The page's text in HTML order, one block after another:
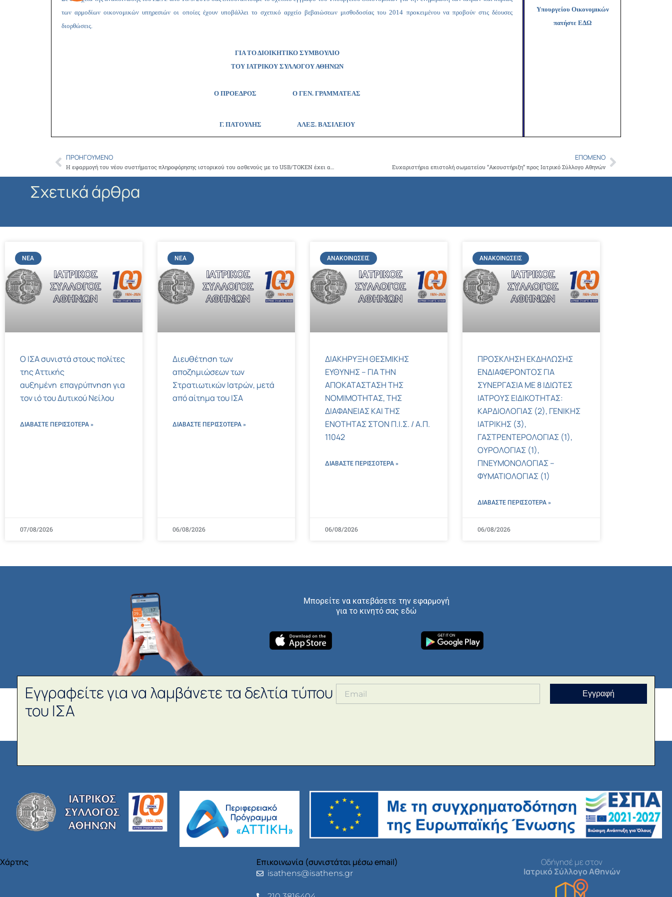
των αρμοδίων οικονομικών υπηρεσιών οι οποίες έχουν υποβάλλει το σχετικό αρχείο βεβαιώσεων μισθοδοσίας του 2014 προκειμένου να προβούν στις δέουσες
διορθώσεις.
ΓΙΑ ΤΟ ΔΙΟΙΚΗΤΙΚΟ ΣΥΜΒΟΥΛΙΟ
ΤΟΥ ΙΑΤΡΙΚΟΥ ΣΥΛΛΟΓΟΥ ΑΘΗΝΩΝ
Ο ΠΡΟΕΔΡΟΣ Ο ΓΕΝ. ΓΡΑΜΜΑΤΕΑΣ
Γ. ΠΑΤΟΥΛΗΣ ΑΛΕΞ. ΒΑΣΙΛΕΙΟΥ
Υπουργείου Οικονομικών
πατήστε ΕΔΩ
Prev
ΠΡΟΗΓΟΎΜΕΝΟ
Η εφαρμογή του νέου συστήματος πληροφόρησης ιστορικού του ασθενούς με το USB/TOKEN έχει αδυναμίες υλοποίησης
ΕΠΌΜΕΝΟ
Ευχαριστήρια επιστολή σωματείου “Ακουστήριξη” προς Ιατρικό Σύλλογο ΑθηνώνNext
Σχετικά άρθρα
ΝΈΑ
Ο ΙΣΑ συνιστά στους πολίτες
της Αττικής
αυξημένη επαγρύπνηση για
τον ιό του Δυτικού Νείλου
ΔΙΑΒΑΣΤΕ ΠΕΡΙΣΣΌΤΕΡΑ »
07/08/2026
ΝΈΑ
Διευθέτηση των
αποζημιώσεων των
Στρατιωτικών Ιατρών, μετά
από αίτημα του ΙΣΑ
ΔΙΑΒΑΣΤΕ ΠΕΡΙΣΣΌΤΕΡΑ »
06/08/2026
ΑΝΑΚΟΙΝΏΣΕΙΣ
ΔΙΑΚΗΡΥΞΗ ΘΕΣΜΙΚΗΣ
ΕΥΘΥΝΗΣ – ΓΙΑ ΤΗΝ
ΑΠΟΚΑΤΑΣΤΑΣΗ ΤΗΣ
ΝΟΜΙΜΟΤΗΤΑΣ, ΤΗΣ
ΔΙΑΦΑΝΕΙΑΣ ΚΑΙ ΤΗΣ
ΕΝΟΤΗΤΑΣ ΣΤΟΝ Π.Ι.Σ. / Α.Π.
11042
ΔΙΑΒΑΣΤΕ ΠΕΡΙΣΣΌΤΕΡΑ »
06/08/2026
ΑΝΑΚΟΙΝΏΣΕΙΣ
ΠΡΟΣΚΛΗΣΗ ΕΚΔΗΛΩΣΗΣ
ΕΝΔΙΑΦΕΡΟΝΤΟΣ ΓΙΑ
ΣΥΝΕΡΓΑΣΙΑ ΜΕ 8 ΙΔΙΩΤΕΣ
ΙΑΤΡΟΥΣ ΕΙΔΙΚΟΤΗΤΑΣ:
ΚΑΡΔΙΟΛΟΓΙΑΣ (2), ΓΕΝΙΚΗΣ
ΙΑΤΡΙΚΗΣ (3),
ΓΑΣΤΡΕΝΤΕΡΟΛΟΓΙΑΣ (1),
ΟΥΡΟΛΟΓΙΑΣ (1),
ΠΝΕΥΜΟΝΟΛΟΓΙΑΣ –
ΦΥΜΑΤΙΟΛΟΓΙΑΣ (1)
ΔΙΑΒΑΣΤΕ ΠΕΡΙΣΣΌΤΕΡΑ »
06/08/2026
Μπορείτε να κατεβάσετε την εφαρμογή
για το κινητό σας εδώ
Εγγραφείτε για να λαμβάνετε τα δελτία τύπου
του ΙΣΑ
Εγγραφή
Χάρτης Επικοινωνία (συνιστάται μέσω email)
isathens@isathens.gr
Οδήγησέ με στον
Ιατρικό Σύλλογο Αθηνών